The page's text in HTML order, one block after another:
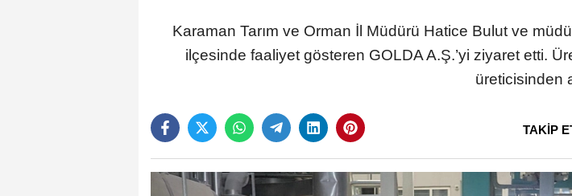
Karaman Tarım ve Orman İl Müdürü Hatice Bulut ve
ilçesinde faaliyet gösteren GOLDA A.Ş.’yi ziyaret etti.
üreticisinden
TAKİP